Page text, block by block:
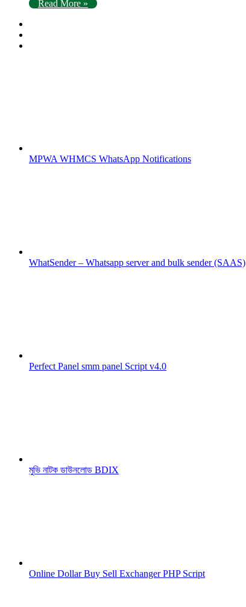
Read More »
MPWA WHMCS WhatsApp Notifications
WhatSender – Whatsapp server and bulk sender (SAAS)
Perfect Panel smm panel Script v4.0
মুভি নাটক ডাউনলোড BDIX
Online Dollar Buy Sell Exchanger PHP Script